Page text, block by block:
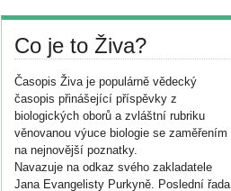
Co je to Živa?
Časopis Živa je populárně vědecký
časopis přinášející příspěvky z
biologických oborů a zvláštní rubriku
věnovanou výuce biologie se zaměřením
na nejnovější poznatky.
Navazuje na odkaz svého zakladatele
Jana Evangelisty Purkyně. Poslední řada